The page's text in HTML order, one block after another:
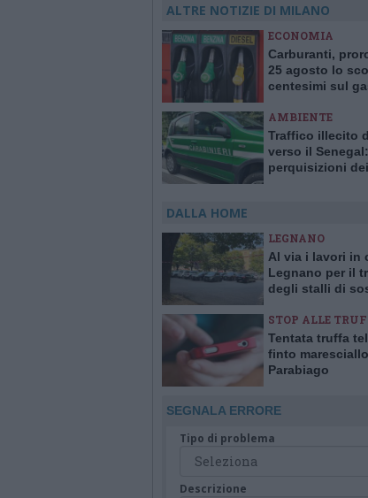
ALTRE NOTIZIE DI MILANO
ECONOMIA
Carburanti,
25 agosto lo
centesimi sul
AMBIENTE
Traffico illecito
verso il
perquisizioni
DALLA HOME
LEGNANO
Al via i lavori in
Legnano per il
degli stalli di
STOP ALLE
Tentata truffa
finto
Parabiago
SEGNALA ERRORE
Tipo di problema
Descrizione